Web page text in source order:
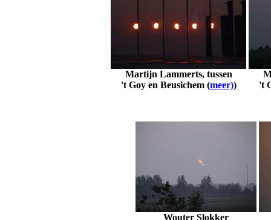
Martijn Lammerts, tussen
't Goy en Beusichem (meer))
't
Wouter Slokker